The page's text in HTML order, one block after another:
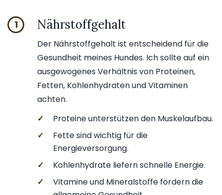
1 Nährstoffgehalt
Der Nährstoffgehalt ist entscheidend für die
Gesundheit meines Hundes. Ich sollte auf ein
ausgewogenes Verhältnis von Proteinen,
Fetten, Kohlenhydraten und Vitaminen
achten.
✓
Proteine unterstützen den Muskelaufbau.
✓
Fette sind wichtig für die
Energieversorgung.
✓
Kohlenhydrate liefern schnelle Energie.
✓
Vitamine und Mineralstoffe fördern die